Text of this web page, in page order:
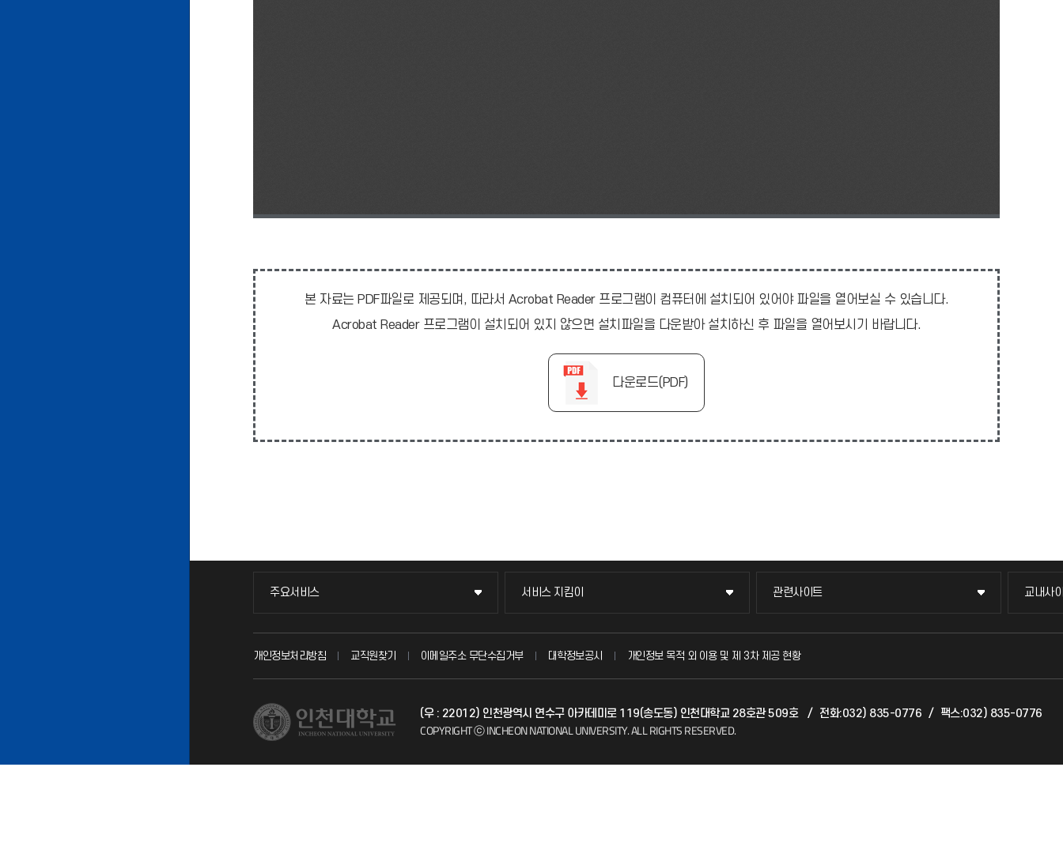
본 자료는 PDF파일로 제공되며, 따라서 Acrobat Reader 프로그램이 컴퓨터에 설치되어 있어야 파일을 열어보실 수 있습니다.
Acrobat Reader 프로그램이 설치되어 있지 않으면 설치파일을 다운받아 설치하신 후 파일을 열어보시기 바랍니다.
다운로드(PDF)
주요서비스
주요서비스
교무회의방송
시설예약
서비스 지킴이
서비스 지킴이
묻고 답하기
자주 묻는 질문(FAQ)
관련사이트
관련사이트
국방헬프콜
산학협력단
교내사
교내사
교수회
국제교
개인정보처리방침 교직원찾기 이메일주소 무단수집거부 대학정보공시 개인정보 목적 외 이용 및 제 3차 제공 현황
(우 : 22012) 인천광역시 연수구 아카데미로 119(송도동) 인천대학교 28호관 509호 / 전화:032) 835-0776 / 팩스:032) 835-0776
COPYRIGHT ⓒ INCHEON NATIONAL UNIVERSITY.ALL RIGHTS RESERVED.